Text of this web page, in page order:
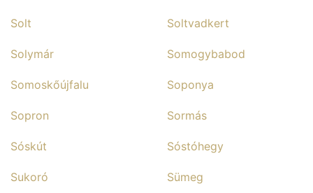
Solt Soltvadkert
Solymár Somogybabod
Somoskőújfalu Soponya
Sopron Sormás
Sóskút Sóstóhegy
Sukoró Sümeg